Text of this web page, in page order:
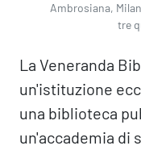
Ambrosiana,
tre
La Veneranda
un'istituzione
una biblioteca
un'accademia di